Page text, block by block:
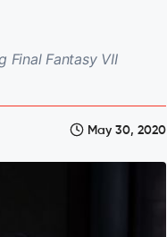
Final Fantasy VII
May 30, 2020